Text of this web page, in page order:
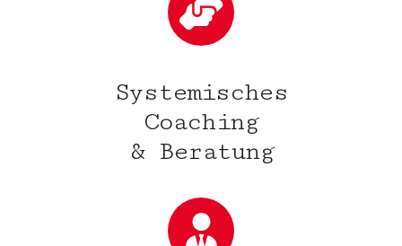
Systemisches
Coaching
& Beratung